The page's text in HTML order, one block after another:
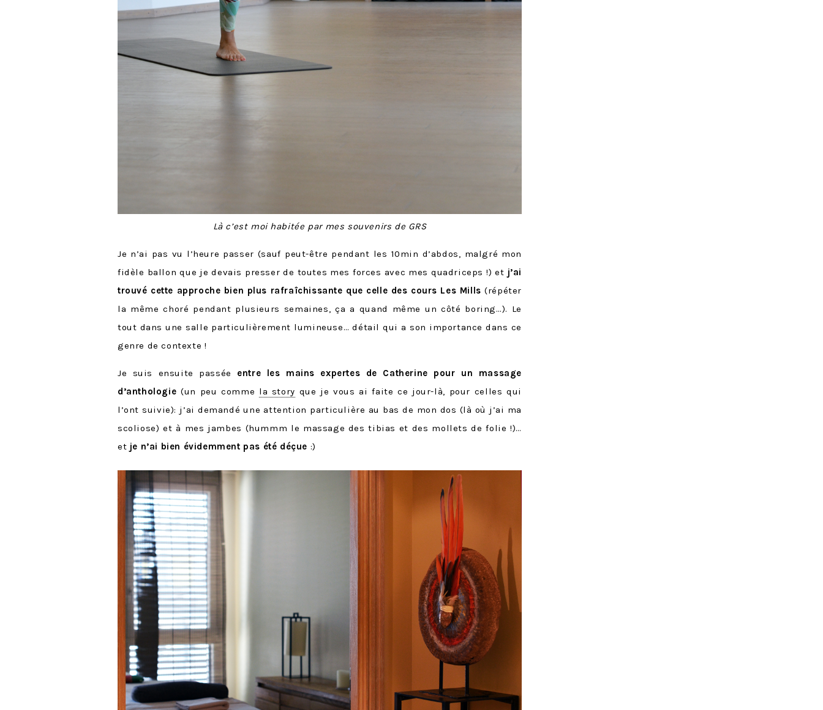
Là c’est moi habitée par mes souvenirs de GRS
Je n’ai pas vu l’heure passer (sauf peut-être pendant les 10min d’abdos, malgré mon
fidèle ballon que je devais presser de toutes mes forces avec mes quadriceps !) et j’ai
trouvé cette approche bien plus rafraîchissante que celle des cours Les Mills (répéter
la même choré pendant plusieurs semaines, ça a quand même un côté boring…). Le
tout dans une salle particulièrement lumineuse… détail qui a son importance dans ce
genre de contexte !
Je suis ensuite passée entre les mains expertes de Catherine pour un massage
d’anthologie (un peu comme la story que je vous ai faite ce jour-là, pour celles qui
l’ont suivie): j’ai demandé une attention particulière au bas de mon dos (là où j’ai ma
scoliose) et à mes jambes (hummm le massage des tibias et des mollets de folie !)…
et je n’ai bien évidemment pas été déçue :)